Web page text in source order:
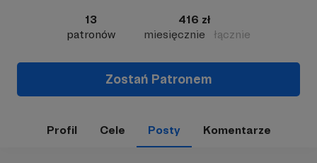
13
patronów
416 zł
miesięcznie
łącznie
Zostań Patronem
Profil Cele Posty Komentarze